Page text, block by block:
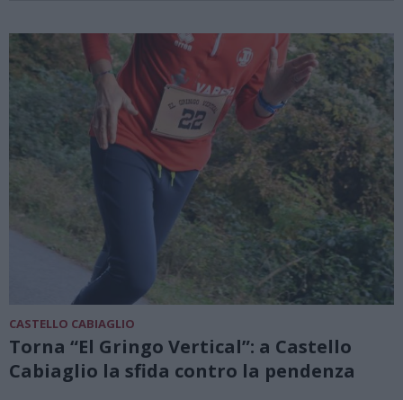
CASTELLO CABIAGLIO
Torna “El Gringo Vertical”: a Castello
Cabiaglio la sfida contro la pendenza